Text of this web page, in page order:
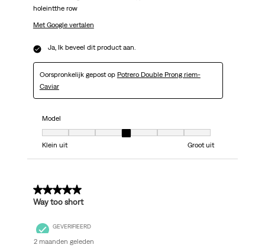
holeintthe row
Met Google vertalen
Ja, Ik beveel dit product aan.
Oorspronkelijk gepost op Potrero Double Prong riem-
Caviar
Model
Model, 4 van 7, waarbij 1 gelijk is aan Klein uit en 7 gelijk is aan Groot uit
Klein uit
Groot uit
2 van 5 sterren.
Way too short
GEVERIFIEERD
2 maanden geleden